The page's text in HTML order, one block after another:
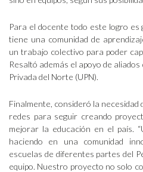
Para el docente todo este logro
tiene una comunidad de
un trabajo colectivo para poder
Resaltó además el apoyo de
Privada del Norte (UPN).
Finalmente, consideró la
redes para seguir creando
mejorar la educación en el país.
haciendo en una comunidad
escuelas de diferentes partes del
equipo. Nuestro proyecto no solo